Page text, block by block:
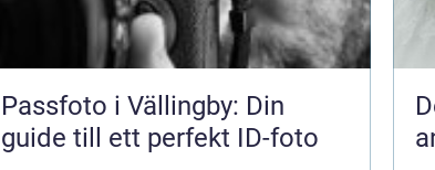
Passfoto i Vällingby: Din
guide till ett perfekt ID-foto